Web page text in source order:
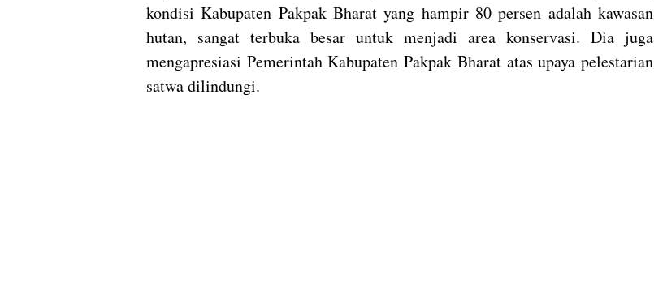
kondisi Kabupaten Pakpak Bharat yang hampir 80 persen adalah kawasan
hutan, sangat terbuka besar untuk menjadi area konservasi. Dia juga
mengapresiasi Pemerintah Kabupaten Pakpak Bharat atas upaya pelestarian
satwa dilindungi.